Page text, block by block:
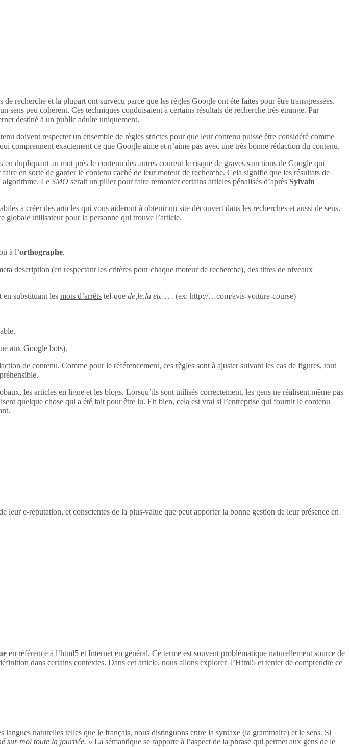
recherche et la plupart ont survécu parce que les règles Google ont été faites pour être transgressées.
peu cohérent. Ces techniques conduisaient à certains résultats de recherche très étrange. Par
destiné à un public adulte uniquement.
doivent respecter un ensemble de règles strictes pour que leur contenu puisse être considéré comme
comprennent exactement ce que Google aime et n’aime pas avec une très bonne rédaction du contenu.
dupliquant au mot près le contenu des autres courent le risque de graves sanctions de Google qui
en sorte de garder le contenu caché de leur moteur de recherche. Cela signifie que les résultats de
algorithme. Le SMO serait un pilier pour faire remonter certains articles pénalisés d’après Sylvain
à créer des articles qui vous aideront à obtenir un site découvert dans les recherches et aussi de sens.
globale utilisateur pour la personne qui trouve l’article.
à l’orthographe.
description (en respectant les critères pour chaque moteur de recherche), des titres de niveaux
en substituant les mots d’arrêts tel-que de,le,la etc… . (ex: http://…com/avis-voiture-course)
aux Google bots).
de contenu. Comme pour le référencement, ces règles sont à ajuster suivant les cas de figures, tout
les articles en ligne et les blogs. Lorsqu’ils sont utilisés correctement, les gens ne réalisent même pas
quelque chose qui a été fait pour être lu. Eh bien, cela est vrai si l’entreprise qui fournit le contenu
e-reputation, et conscientes de la plus-value que peut apporter la bonne gestion de leur présence en
en référence à l’html5 et Internet en général. Ce terme est souvent problématique naturellement source de
dans certains contextes. Dans cet article, nous allons explorer l’Html5 et tenter de comprendre ce
langues naturelles telles que le français, nous distinguons entre la syntaxe (la grammaire) et le sens. Si
sur moi toute la journée. » La sémantique se rapporte à l’aspect de la phrase qui permet aux gens de le